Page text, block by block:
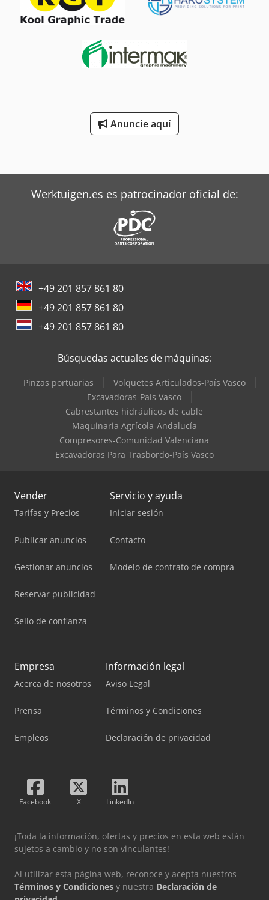
Anuncie aquí
Werktuigen.es es patrocinador oficial de:
+49 201 857 861 80
+49 201 857 861 80
+49 201 857 861 80
Búsquedas actuales de máquinas:
Pinzas portuarias
Volquetes Articulados-País Vasco
Excavadoras-País Vasco
Cabrestantes hidráulicos de cable
Maquinaria Agrícola-Andalucía
Compresores-Comunidad Valenciana
Excavadoras Para Trasbordo-País Vasco
Vender
Tarifas y Precios
Publicar anuncios
Gestionar anuncios
Reservar publicidad
Sello de confianza
Servicio y ayuda
Iniciar sesión
Contacto
Modelo de contrato de compra
Empresa
Acerca de nosotros
Prensa
Empleos
Información legal
Aviso Legal
Términos y Condiciones
Declaración de privacidad
Facebook X LinkedIn
¡Toda la información, ofertas y precios en esta web están
sujetos a cambio y no son vinculantes!
Al utilizar esta página web, reconoce y acepta nuestros
Términos y Condiciones y nuestra Declaración de